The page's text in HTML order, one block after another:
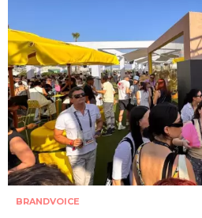
BRANDVOICE